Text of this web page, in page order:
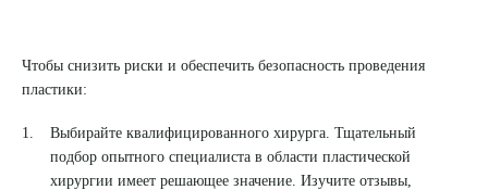
Чтобы снизить риски и обеспечить безопасность проведения
пластики:
Выбирайте квалифицированного хирурга. Тщательный
подбор опытного специалиста в области пластической
хирургии имеет решающее значение. Изучите отзывы,